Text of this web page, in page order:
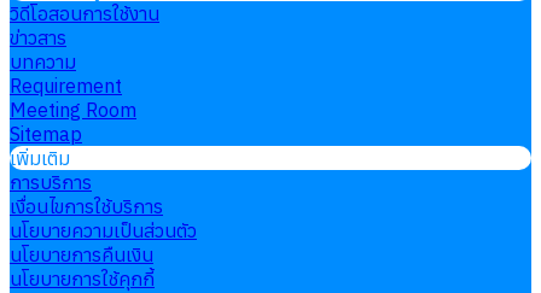
วิดีโอสอนการใช้งาน
ข่าวสาร
บทความ
Requirement
Meeting Room
Sitemap
เพิ่มเติม
การบริการ
เงื่อนไขการใช้บริการ
นโยบายความเป็นส่วนตัว
นโยบายการคืนเงิน
นโยบายการใช้คุกกี้